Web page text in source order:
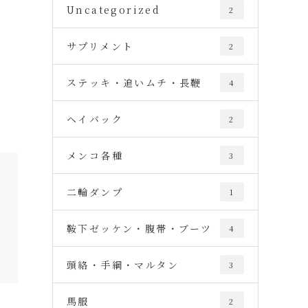
Uncategorized 2
サプリメント 2
ステッキ・追いムチ・長鞭 4
ヘイバック 2
メンコ各種 3
二輪ダンプ 1
鞍下ゼッケン・腹帯・ブーツ 4
頭絡・手綱・マルタン 3
馬服 2